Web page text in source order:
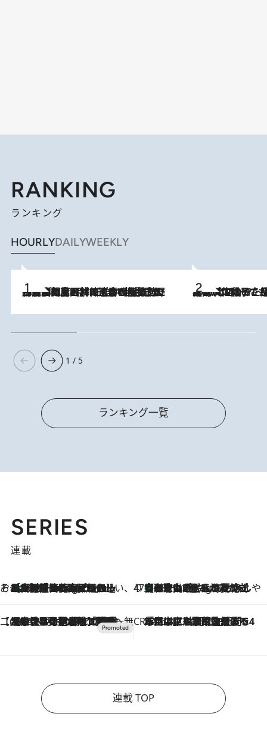
RANKING
ランキング
HOURLYDAILYWEEKLY
2026.8.8
「最後に見られてよかった」上野動物園の東園パンダ舎が解体前に特別公開。8月16日まで延長されたパネル展と共に辿る“半世紀”のパンダ飼育《解体工事の図面あり》 2026.8.5
【阿川佐和子さんの年とる力】なぜ70代で始めた趣味は“こんなに楽しい”のか？ ピアノ、俳句…スランプに陥っても続けられる“ある秘訣”とは
1 / 5
ランキング一覧
SERIES
連載
そおだよおこの関西おいしい、おやつ紀行
10 Hours Ago
［大阪府箕面市］一皿一皿目の前で仕上げられる、料理を巧みに組み込んだアシェットデセールコース「ミチル アシェット デセール（Michiru assiette dessert）」 47都道府県の手みやげ ひんやりスイーツで夏を満喫
10 Hours Ago
【和歌山県】この夏絶対食べたい 冷やしておいしいおやつ3選 みかんがごろっと丸ごと入ったジュレ
【CREA×星野リゾート】唯一無二。癒しと発見が待つ場所へ
2026.8.7
【トンボの足水浴】ヒノキの香りに包まれて涼感マックス！約13℃の湧水かけ流しを避暑地「星野温泉 トンボの湯」で体験 CREA'S CHOICE
2026.8.7
「立川にも歌舞伎があるんだよ」 片岡仁左衛門・市川中車ら豪華座組みで4年目の立川立飛歌舞伎へ
連載 TOP